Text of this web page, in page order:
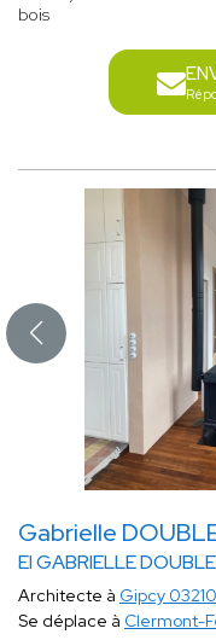
bois
Gabrielle
EI GABRIELLE
Architecte à Gipcy 03210
Se déplace à Clermont-